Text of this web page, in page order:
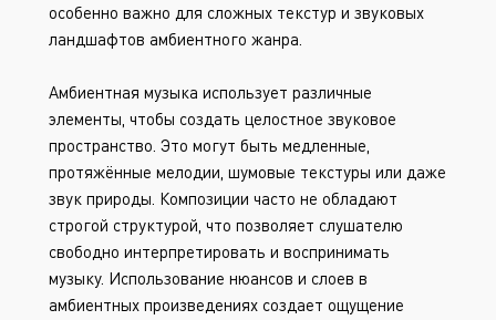
особенно важно для сложных текстур и звуковых
ландшафтов амбиентного жанра.
Амбиентная музыка использует различные
элементы, чтобы создать целостное звуковое
пространство. Это могут быть медленные,
протяжённые мелодии, шумовые текстуры или даже
звук природы. Композиции часто не обладают
строгой структурой, что позволяет слушателю
свободно интерпретировать и воспринимать
музыку. Использование нюансов и слоев в
амбиентных произведениях создает ощущение